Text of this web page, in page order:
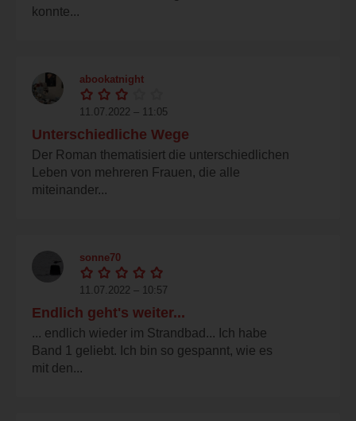
konnte...
abookatnight
11.07.2022 – 11:05
Unterschiedliche Wege
Der Roman thematisiert die unterschiedlichen
Leben von mehreren Frauen, die alle
miteinander...
sonne70
11.07.2022 – 10:57
Endlich geht's weiter...
... endlich wieder im Strandbad... Ich habe
Band 1 geliebt. Ich bin so gespannt, wie es
mit den...